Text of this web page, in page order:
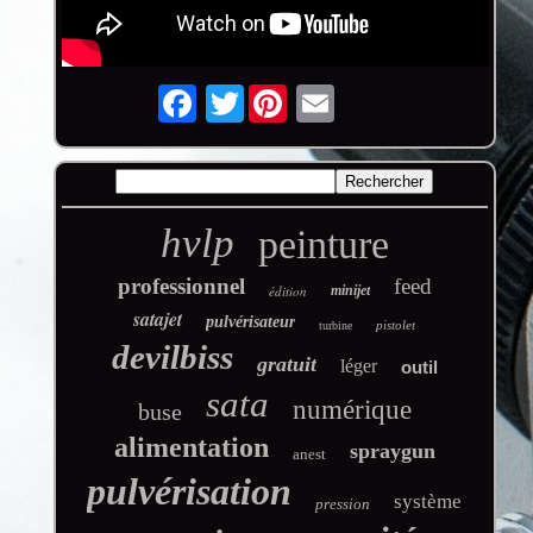
Twitter
hvlp peinture
professionnel édition minijet feed
satajet pulvérisateur turbine pistolet
devilbiss gratuit léger outil
buse sata numérique
alimentation anest spraygun
pulvérisation pression système